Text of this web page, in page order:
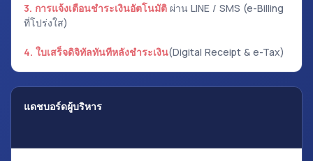
3. การแจ้งเตือนชำระเงินอัตโนมัติ ผ่าน LINE / SMS (e-Billing
ที่โปร่งใส)
4. ใบเสร็จดิจิทัลทันทีหลังชำระเงิน(Digital Receipt & e-Tax)
แดชบอร์ดผู้บริหาร